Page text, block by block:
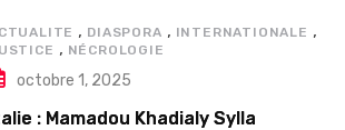
, DIASPORA , INTERNATIONALE ,
, NÉCROLOGIE
octobre 1, 2025
: Mamadou Khadialy Sylla